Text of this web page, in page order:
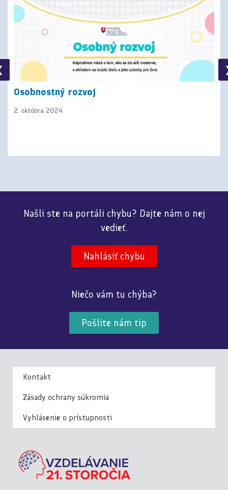
Osobnostný rozvoj
2. októbra 2024
Našli ste na portáli chybu? Dajte nám o nej
vedieť.
Nahlásiť chybu
Niečo vám tu chýba?
Pošlite nám tip
Kontakt
Zásady ochrany súkromia
Vyhlásenie o prístupnosti